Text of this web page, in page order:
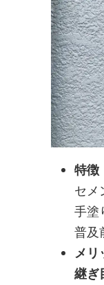
特徴
セメ
手塗
普及
メリ
継ぎ